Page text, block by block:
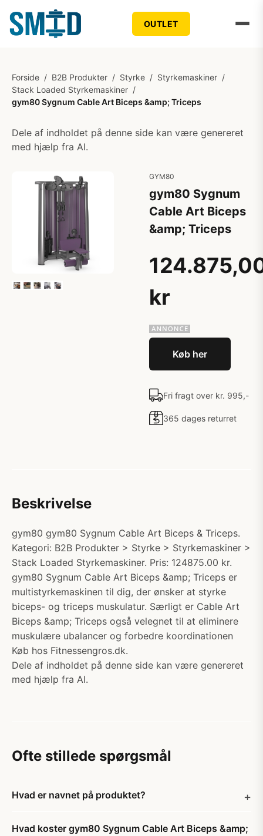
OUTLET
Forside / B2B Produkter / Styrke / Styrkemaskiner /
Stack Loaded Styrkemaskiner /
gym80 Sygnum Cable Art Biceps &amp; Triceps
Dele af indholdet på denne side kan være genereret
med hjælp fra AI.
GYM80
gym80 Sygnum
Cable Art Biceps
&amp; Triceps
kr
Køb her
Fri fragt over kr. 995,-
365 dages returret
Beskrivelse
gym80 gym80 Sygnum Cable Art Biceps & Triceps.
Kategori: B2B Produkter > Styrke > Styrkemaskiner >
Stack Loaded Styrkemaskiner. Pris: 124875.00 kr.
gym80 Sygnum Cable Art Biceps &amp; Triceps er
multistyrkemaskinen til dig, der ønsker at styrke
biceps- og triceps muskulatur. Særligt er Cable Art
Biceps &amp; Triceps også velegnet til at eliminere
muskulære ubalancer og forbedre koordinationen
Køb hos Fitnessengros.dk.
Dele af indholdet på denne side kan være genereret
med hjælp fra AI.
Ofte stillede spørgsmål
Hvad er navnet på produktet?
Hvad koster gym80 Sygnum Cable Art Biceps &amp;